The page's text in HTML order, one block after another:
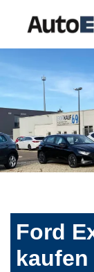
Ford